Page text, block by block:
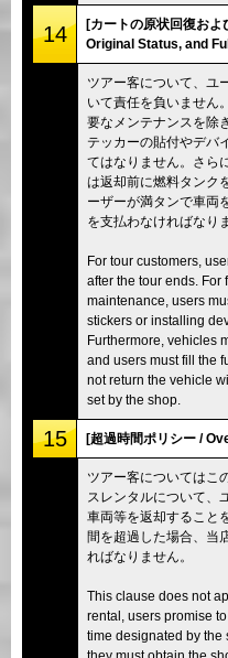
14
[カートの原状回復お
Original Status, and
ツアー客について、ユ
いて責任を負いません
要なメンテナンスを除
テッカーの貼付やデバ
てはなりません。さら
は返却前に燃料タンク
ーザーが満タンで車両
を支払わなければなり
For tour customers,
after the tour ends. For
maintenance, users
stickers or installing
Furthermore, vehicles
and users must fill the
not return the vehicle
set by the shop.
15 [超過時間ポリシー /
ツアー客についてはこ
スレンタルについて、
車両等を返却すること
間を超過した場合、当
ればなりません。
This clause does not
rental, users promise
time designated by the